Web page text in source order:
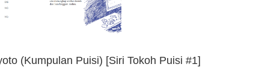
(Kumpulan Puisi) [Siri Tokoh Puisi #1]